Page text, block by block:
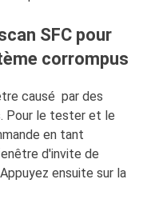
SFC pour
corrompus
causé par des
Pour le tester et le
en tant
d'invite de
ensuite sur la